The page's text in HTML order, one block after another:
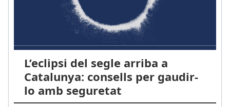
L’eclipsi del segle arriba a
Catalunya: consells per gaudir-
lo amb seguretat